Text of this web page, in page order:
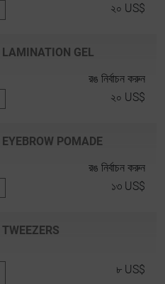
২০ US$
LAMINATION GEL
রঙ নির্বাচন করুন
২০ US$
EYEBROW POMADE
রঙ নির্বাচন করুন
১৩ US$
TWEEZERS
৮ US$